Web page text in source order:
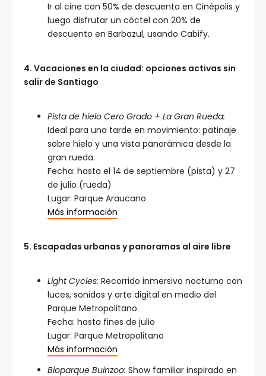
Ir al cine con 50% de descuento en Cinépolis y
luego disfrutar un cóctel con 20% de
descuento en Barbazul, usando Cabify.
4. Vacaciones en la ciudad: opciones activas sin
salir de Santiago
Pista de hielo Cero Grado + La Gran Rueda:
Ideal para una tarde en movimiento: patinaje
sobre hielo y una vista panorámica desde la
gran rueda.
Fecha: hasta el 14 de septiembre (pista) y 27
de julio (rueda)
Lugar: Parque Araucano
Más información
5. Escapadas urbanas y panoramas al aire libre
Light Cycles: Recorrido inmersivo nocturno con
luces, sonidos y arte digital en medio del
Parque Metropolitano.
Fecha: hasta fines de julio
Lugar: Parque Metropolitano
Más información
Bioparque Buinzoo: Show familiar inspirado en